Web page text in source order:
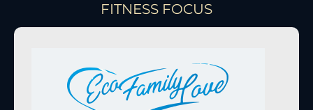
FITNESS FOCUS